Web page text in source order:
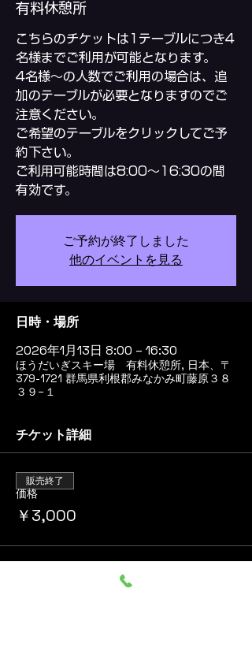
有料休憩所
こちらのチケットは1テーブルにつき4
名様までご利用が可能となります。
4名様～の人数でご利用の場合は、追
加のテーブルが必要となりますのでご
注意ください。
ご希望のテーブルをクリックしてご予
約下さい。
ご利用可能時間は8:00～16:30の間
ご予約が終了しました
他のイベントを見る
日時・場所
2026年1月13日 8:00 – 16:30
ほうだいぎスキー場 有料休憩所, 日本、〒
379-1721 群馬県利根郡みなかみ町藤原３８
３９−１
チケット詳細
価格
￥3,000
販売終了